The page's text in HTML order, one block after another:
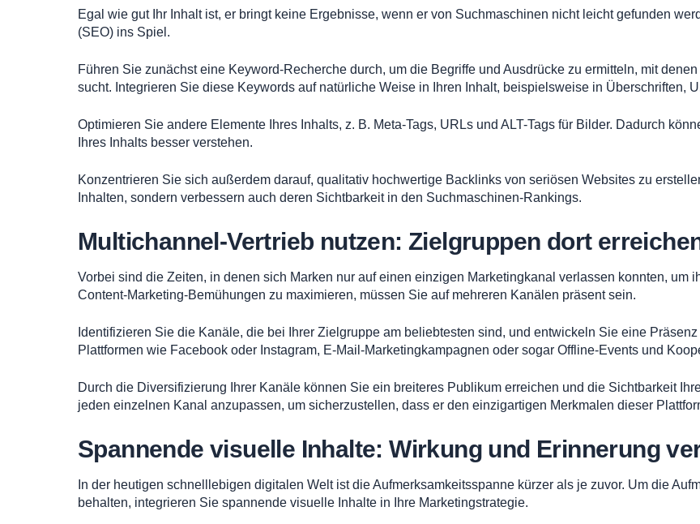
Egal wie gut Ihr Inhalt ist, er bringt keine Ergebnisse, wenn er von Suchmaschinen nicht leicht gefunden
(SEO) ins Spiel.
Führen Sie zunächst eine Keyword-Recherche durch, um die Begriffe und Ausdrücke zu ermitteln, mit
sucht. Integrieren Sie diese Keywords auf natürliche Weise in Ihren Inhalt, beispielsweise in Überschriften,
Optimieren Sie andere Elemente Ihres Inhalts, z. B. Meta-Tags, URLs und ALT-Tags für Bilder. Dadurch
Ihres Inhalts besser verstehen.
Konzentrieren Sie sich außerdem darauf, qualitativ hochwertige Backlinks von seriösen Websites zu
Inhalten, sondern verbessern auch deren Sichtbarkeit in den Suchmaschinen-Rankings.
Multichannel-Vertrieb nutzen: Zielgruppen dort
Vorbei sind die Zeiten, in denen sich Marken nur auf einen einzigen Marketingkanal verlassen konnten, um
Content-Marketing-Bemühungen zu maximieren, müssen Sie auf mehreren Kanälen präsent sein.
Identifizieren Sie die Kanäle, die bei Ihrer Zielgruppe am beliebtesten sind, und entwickeln Sie eine
Plattformen wie Facebook oder Instagram, E-Mail-Marketingkampagnen oder sogar Offline-Events und
Durch die Diversifizierung Ihrer Kanäle können Sie ein breiteres Publikum erreichen und die Sichtbarkeit
jeden einzelnen Kanal anzupassen, um sicherzustellen, dass er den einzigartigen Merkmalen dieser
Spannende visuelle Inhalte: Wirkung und Erinnerung
In der heutigen schnelllebigen digitalen Welt ist die Aufmerksamkeitsspanne kürzer als je zuvor. Um die
behalten, integrieren Sie spannende visuelle Inhalte in Ihre Marketingstrategie.